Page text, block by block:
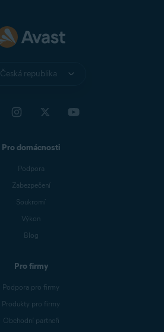
Česká republika
Pro domácnosti
Podpora
Zabezpečení
Soukromí
Výkon
Blog
Pro firmy
Podpora pro firmy
Produkty pro firmy
Obchodní partneři